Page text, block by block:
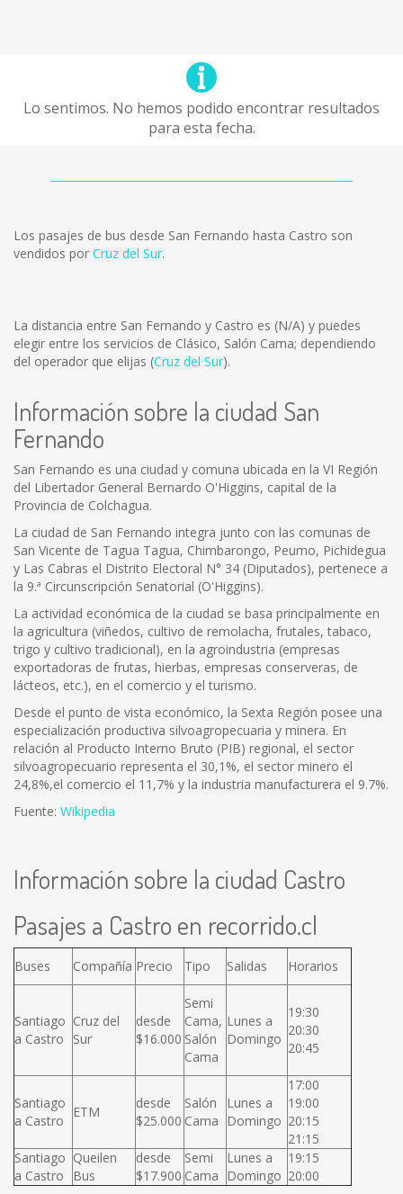
Lo sentimos. No hemos podido encontrar resultados
para esta fecha.
Los pasajes de bus desde San Fernando hasta Castro son
vendidos por Cruz del Sur.
La distancia entre San Fernando y Castro es (N/A) y puedes
elegir entre los servicios de Clásico, Salón Cama; dependiendo
del operador que elijas (Cruz del Sur).
Información sobre la ciudad San
Fernando
San Fernando es una ciudad y comuna ubicada en la VI Región
del Libertador General Bernardo O'Higgins, capital de la
Provincia de Colchagua.
La ciudad de San Fernando integra junto con las comunas de
San Vicente de Tagua Tagua, Chimbarongo, Peumo, Pichidegua
y Las Cabras el Distrito Electoral N° 34 (Diputados), pertenece a
la 9.ª Circunscripción Senatorial (O'Higgins).
La actividad económica de la ciudad se basa principalmente en
la agricultura (viñedos, cultivo de remolacha, frutales, tabaco,
trigo y cultivo tradicional), en la agroindustria (empresas
exportadoras de frutas, hierbas, empresas conserveras, de
lácteos, etc.), en el comercio y el turismo.
Desde el punto de vista económico, la Sexta Región posee una
especialización productiva silvoagropecuaria y minera. En
relación al Producto Interno Bruto (PIB) regional, el sector
silvoagropecuario representa el 30,1%, el sector minero el
24,8%,el comercio el 11,7% y la industria manufacturera el 9.7%.
Fuente: Wikipedia
Información sobre la ciudad Castro
Pasajes a Castro en recorrido.cl
Buses Compañía Precio Tipo Salidas Horarios
Santiago
a Castro
Cruz del
Sur
desde
$16.000
Semi
Cama,
Salón
Cama
Lunes a
Domingo
19:30
20:30
20:45
Santiago
a Castro
ETM
desde
$25.000
Salón
Cama
Lunes a
Domingo
17:00
19:00
20:15
21:15
Santiago
a Castro
Queilen
Bus
desde
$17.900
Semi
Cama
Lunes a
Domingo
19:15
20:00